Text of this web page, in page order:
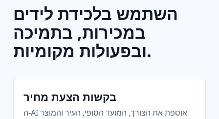
השתמש בלכידת לידים
במכירות, בתמיכה
ובפעולות מקומיות.
בקשות הצעת מחיר
ה-AI אוספת את הצורך, המועד הסופי, העיר והמוצר